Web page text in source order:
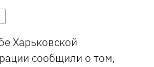
Харьковской
сообщили о том,